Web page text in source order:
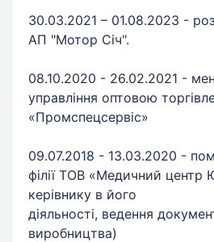
30.03.2021 – 01.08.2023 -
АП "Мотор Січ". ​
08.10.2020 - 26.02.2021 -
управління оптовою
«Промспецсервіс» ​
09.07.2018 - 13.03.2020 -
філії ТОВ «Медичний центр
керівнику в його
діяльності, ведення
виробництва) ​